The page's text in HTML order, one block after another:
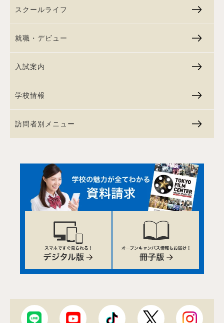
スクールライフ
就職・デビュー
入試案内
学校情報
訪問者別メニュー